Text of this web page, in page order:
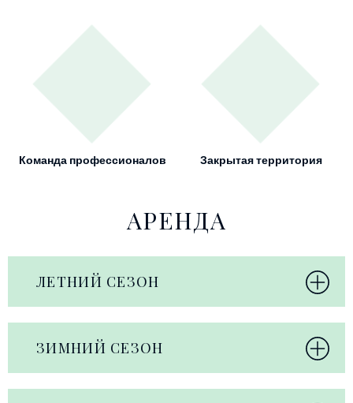
Команда профессионалов Закрытая территория
АРЕНДА
ЛЕТНИЙ СЕЗОН
ЗИМНИЙ СЕЗОН